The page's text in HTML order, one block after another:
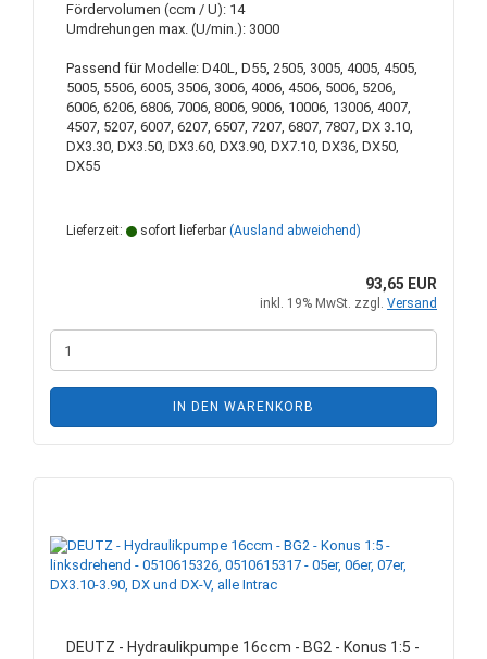
Fördervolumen (ccm / U): 14
Umdrehungen max. (U/min.): 3000
Passend für Modelle: D40L, D55, 2505, 3005, 4005, 4505,
5005, 5506, 6005, 3506, 3006, 4006, 4506, 5006, 5206,
6006, 6206, 6806, 7006, 8006, 9006, 10006, 13006, 4007,
4507, 5207, 6007, 6207, 6507, 7207, 6807, 7807, DX 3.10,
DX3.30, DX3.50, DX3.60, DX3.90, DX7.10, DX36, DX50,
DX55
Lieferzeit: sofort lieferbar (Ausland abweichend)
93,65 EUR
inkl. 19% MwSt. zzgl. Versand
IN DEN WARENKORB
DEUTZ - Hydraulikpumpe 16ccm - BG2 - Konus 1:5 -